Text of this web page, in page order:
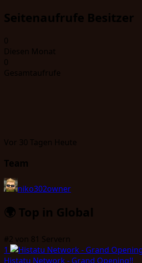
Seitenaufrufe Besitzer
0
Diesen Monat
0
Gesamtaufrufe
Vor 30 Tagen Heute
Team
niko302owner
🌍 Top in Global
#2 von 81 Servern
1
Histatu Network - Grand Opening!!